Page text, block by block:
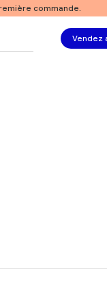
commande.
Vendez